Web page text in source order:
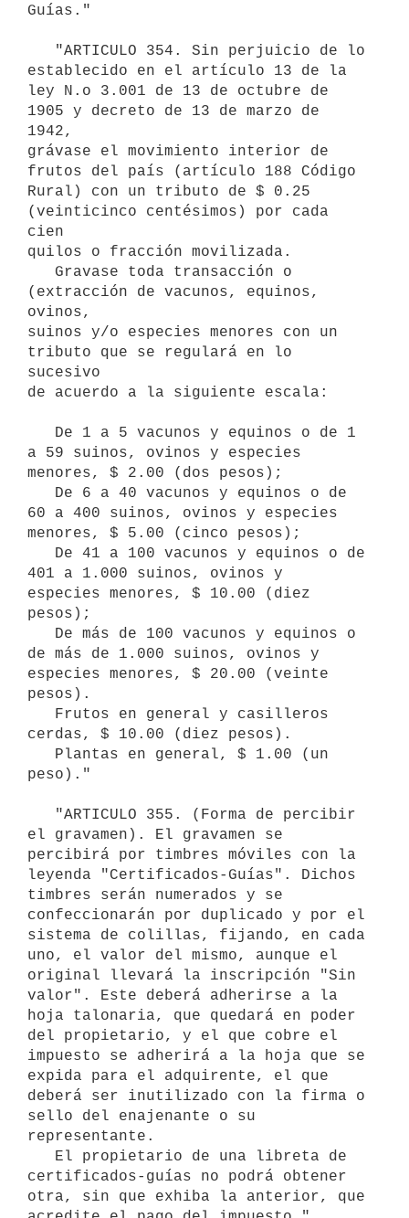
Guías."
establecido en el artículo 13 de la
ley N.o 3.001 de 13 de octubre de
1905 y decreto de 13 de marzo de
1942,
grávase el movimiento interior de
frutos del país (artículo 188 Código
Rural) con un tributo de $ 0.25
(veinticinco centésimos) por cada
cien
quilos o fracción movilizada.
(extracción de vacunos, equinos,
ovinos,
suinos y/o especies menores con un
tributo que se regulará en lo
sucesivo
de acuerdo a la siguiente escala:
a 59 suinos, ovinos y especies
menores, $ 2.00 (dos pesos);
60 a 400 suinos, ovinos y especies
menores, $ 5.00 (cinco pesos);
401 a 1.000 suinos, ovinos y
especies menores, $ 10.00 (diez
pesos);
de más de 1.000 suinos, ovinos y
especies menores, $ 20.00 (veinte
pesos).
cerdas, $ 10.00 (diez pesos).
peso)."
el gravamen). El gravamen se
percibirá por timbres móviles con la
leyenda "Certificados-Guías". Dichos
timbres serán numerados y se
confeccionarán por duplicado y por el
sistema de colillas, fijando, en cada
uno, el valor del mismo, aunque el
original llevará la inscripción "Sin
valor". Este deberá adherirse a la
hoja talonaria, que quedará en poder
del propietario, y el que cobre el
impuesto se adherirá a la hoja que se
expida para el adquirente, el que
deberá ser inutilizado con la firma o
sello del enajenante o su
representante.
certificados-guías no podrá obtener
otra, sin que exhiba la anterior, que